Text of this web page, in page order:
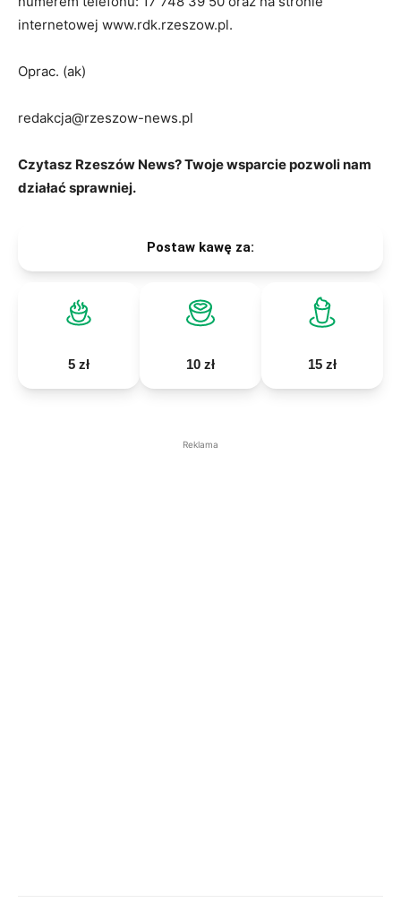
internetowej www.rdk.rzeszow.pl.
Oprac. (ak)
redakcja@rzeszow-news.pl
Czytasz Rzeszów News? Twoje wsparcie pozwoli nam
działać sprawniej.
Postaw kawę za:
5 zł 10 zł 15 zł
Reklama